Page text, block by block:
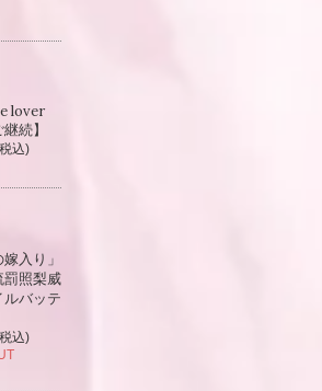
lover
続】
込)
嫁入り」
罰照梨威
ルバッテ
込)